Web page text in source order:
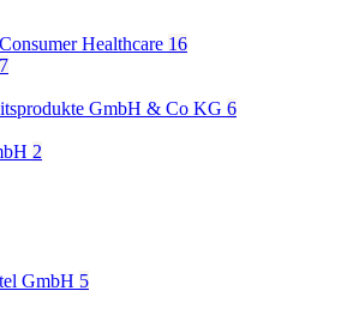
Healthcare 16
7
GmbH & Co KG 6
2
GmbH 5